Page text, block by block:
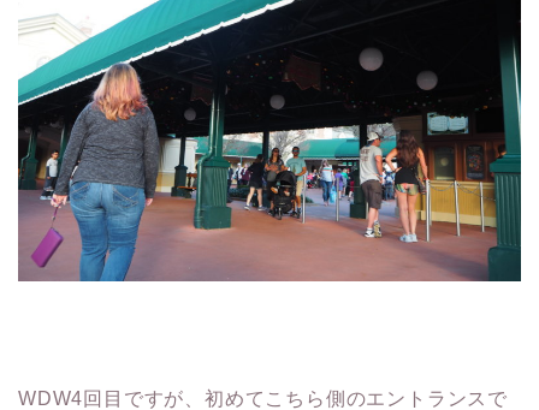
WDW4回目ですが、初めてこちら側のエントランスで